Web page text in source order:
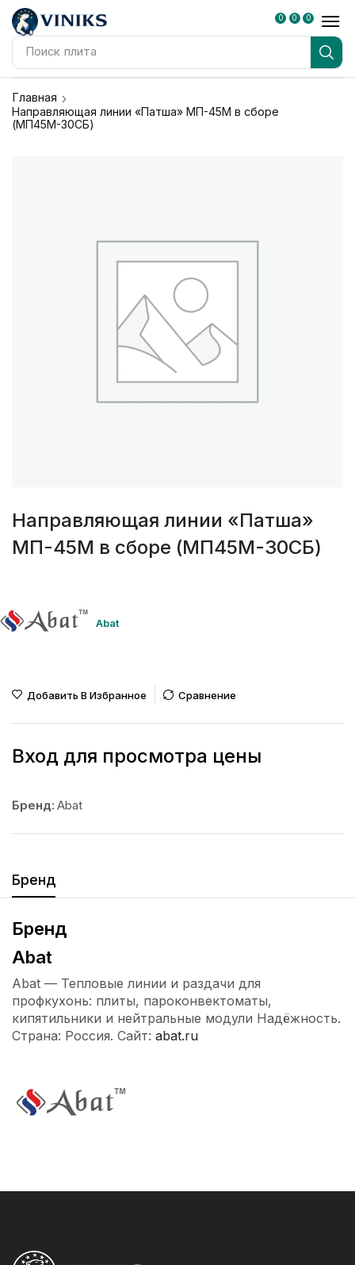
Поиск плита
0 0 0
Главная
Направляющая линии «Патша» МП-45М в сборе
(МП45М-30СБ)
Направляющая линии «Патша»
МП-45М в сборе (МП45М-30СБ)
Abat
Добавить В Избранное Сравнение
Вход для просмотра цены
Бренд: Abat
Бренд
Бренд
Abat
Abat — Тепловые линии и раздачи для
профкухонь: плиты, пароконвектоматы,
кипятильники и нейтральные модули Надёжность.
Страна: Россия. Сайт: abat.ru